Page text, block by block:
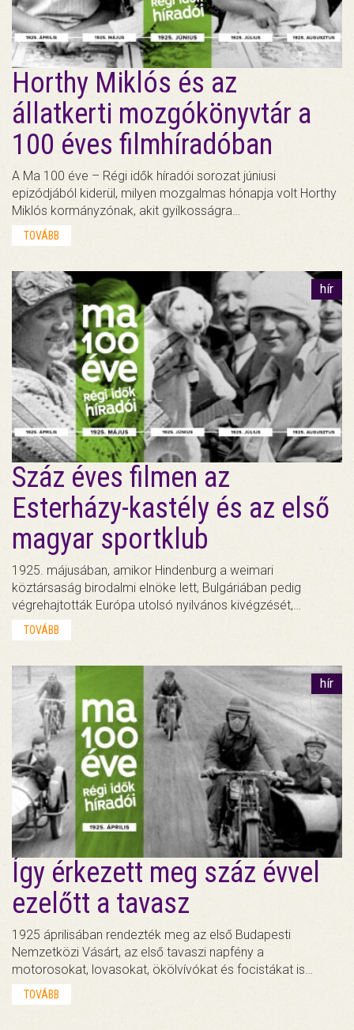
Horthy Miklós és az
állatkerti mozgókönyvtár a
100 éves filmhíradóban
A Ma 100 éve – Régi idők híradói sorozat júniusi
epizódjából kiderül, milyen mozgalmas hónapja volt Horthy
Miklós kormányzónak, akit gyilkosságra…
TOVÁBB
hír
Száz éves filmen az
Esterházy-kastély és az első
magyar sportklub
1925. májusában, amikor Hindenburg a weimari
köztársaság birodalmi elnöke lett, Bulgáriában pedig
végrehajtották Európa utolsó nyilvános kivégzését,…
TOVÁBB
hír
Így érkezett meg száz évvel
ezelőtt a tavasz
1925 áprilisában rendezték meg az első Budapesti
Nemzetközi Vásárt, az első tavaszi napfény a
motorosokat, lovasokat, ökölvívókat és focistákat is…
TOVÁBB